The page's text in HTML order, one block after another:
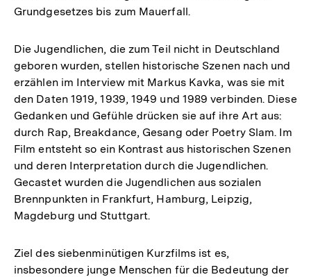
Grundgesetzes bis zum Mauerfall.
Die Jugendlichen, die zum Teil nicht in Deutschland
geboren wurden, stellen historische Szenen nach und
erzählen im Interview mit Markus Kavka, was sie mit
den Daten 1919, 1939, 1949 und 1989 verbinden. Diese
Gedanken und Gefühle drücken sie auf ihre Art aus:
durch Rap, Breakdance, Gesang oder Poetry Slam. Im
Film entsteht so ein Kontrast aus historischen Szenen
und deren Interpretation durch die Jugendlichen.
Gecastet wurden die Jugendlichen aus sozialen
Brennpunkten in Frankfurt, Hamburg, Leipzig,
Magdeburg und Stuttgart.
Ziel des siebenminütigen Kurzfilms ist es,
insbesondere junge Menschen für die Bedeutung der